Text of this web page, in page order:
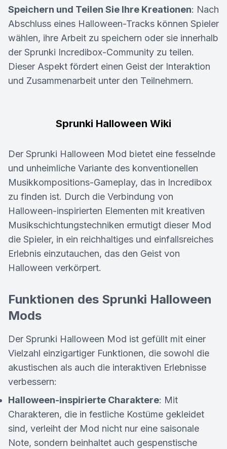
Speichern und Teilen Sie Ihre Kreationen: Nach
Abschluss eines Halloween-Tracks können Spieler
wählen, ihre Arbeit zu speichern oder sie innerhalb
der Sprunki Incredibox-Community zu teilen.
Dieser Aspekt fördert einen Geist der Interaktion
und Zusammenarbeit unter den Teilnehmern.
Sprunki Halloween Wiki
Der Sprunki Halloween Mod bietet eine fesselnde
und unheimliche Variante des konventionellen
Musikkompositions-Gameplay, das in Incredibox
zu finden ist. Durch die Verbindung von
Halloween-inspirierten Elementen mit kreativen
Musikschichtungstechniken ermutigt dieser Mod
die Spieler, in ein reichhaltiges und einfallsreiches
Erlebnis einzutauchen, das den Geist von
Halloween verkörpert.
Funktionen des Sprunki Halloween
Mods
Der Sprunki Halloween Mod ist gefüllt mit einer
Vielzahl einzigartiger Funktionen, die sowohl die
akustischen als auch die interaktiven Erlebnisse
verbessern:
Halloween-inspirierte Charaktere: Mit
Charakteren, die in festliche Kostüme gekleidet
sind, verleiht der Mod nicht nur eine saisonale
Note, sondern beinhaltet auch gespenstische